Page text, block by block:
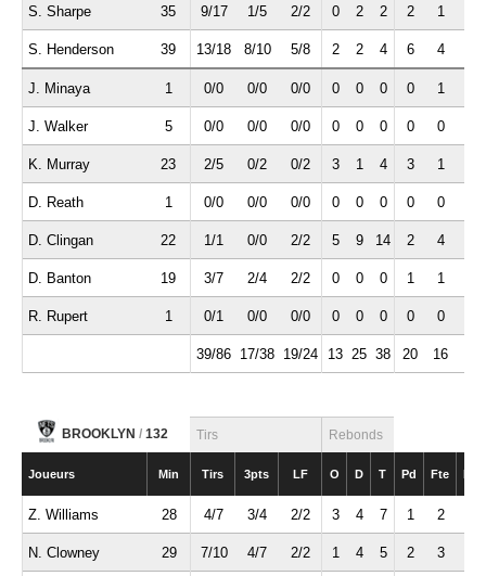
S. Sharpe 35 9/17 1/5 2/2 0 2 2 2 1
S. Henderson 39 13/18 8/10 5/8 2 2 4 6 4
J. Minaya 1 0/0 0/0 0/0 0 0 0 0 1
J. Walker 5 0/0 0/0 0/0 0 0 0 0 0
K. Murray 23 2/5 0/2 0/2 3 1 4 3 1
D. Reath 1 0/0 0/0 0/0 0 0 0 0 0
D. Clingan 22 1/1 0/0 2/2 5 9 14 2 4
D. Banton 19 3/7 2/4 2/2 0 0 0 1 1
R. Rupert 1 0/1 0/0 0/0 0 0 0 0 0
39/86 17/38 19/24 13 25 38 20 16
BROOKLYN / 132 Tirs Rebonds
Joueurs Min Tirs 3pts LF O D T Pd Fte
Z. Williams 28 4/7 3/4 2/2 3 4 7 1 2
N. Clowney 29 7/10 4/7 2/2 1 4 5 2 3